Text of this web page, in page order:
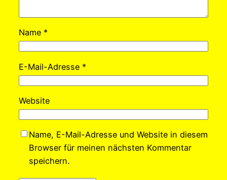
Name *
E-Mail-Adresse *
Website
Name, E-Mail-Adresse und Website in diesem
Browser für meinen nächsten Kommentar
speichern.